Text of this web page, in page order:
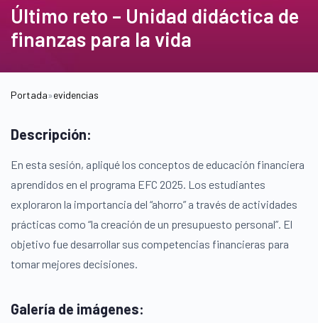
Último reto – Unidad didáctica de
finanzas para la vida
Portada»evidencias
Descripción:
En esta sesión, apliqué los conceptos de educación financiera
aprendidos en el programa EFC 2025. Los estudiantes
exploraron la importancia del “ahorro” a través de actividades
prácticas como “la creación de un presupuesto personal”. El
objetivo fue desarrollar sus competencias financieras para
tomar mejores decisiones.
Galería de imágenes: